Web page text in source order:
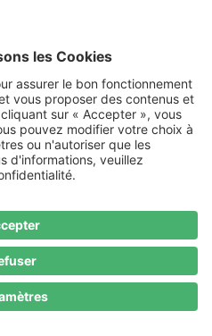
de test Contactez-nous
de livraison Tous les thèmes